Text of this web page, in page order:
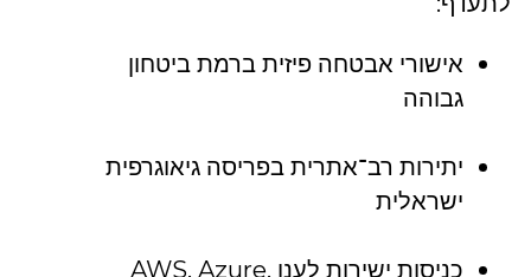
אישורי אבטחה פיזית ברמת ביטחון
גבוהה
יתירות רב־אתרית בפריסה גיאוגרפית
ישראלית
כניסות ישירות לענן AWS, Azure,